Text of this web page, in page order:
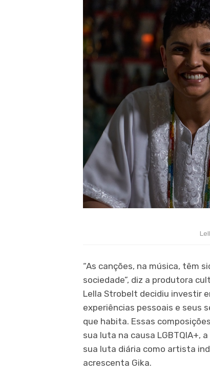
“As canções, na música, têm
sociedade”, diz a produtora
Lella Strobelt decidiu investir
experiências pessoais e seus
que habita. Essas
sua luta na causa LGBTQIA+,
sua luta diária como artista
acrescenta Gika.